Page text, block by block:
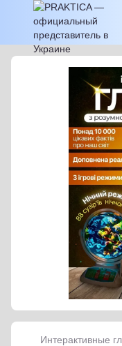
Интерактивные